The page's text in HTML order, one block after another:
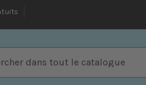
dans tout le catalogue